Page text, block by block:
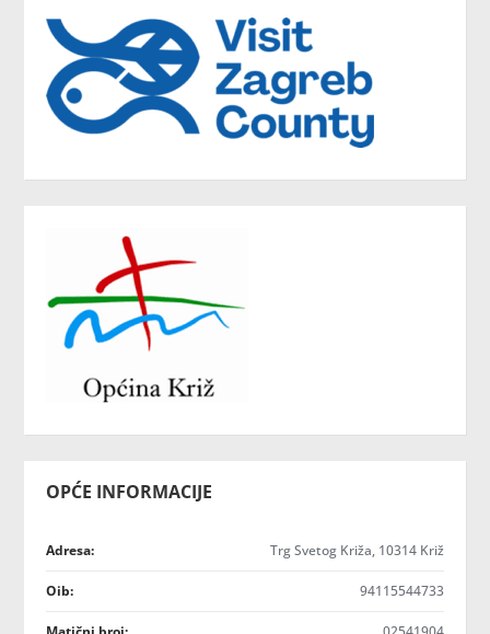
OPĆE INFORMACIJE
Adresa: Trg Svetog Križa, 10314 Križ
Oib: 94115544733